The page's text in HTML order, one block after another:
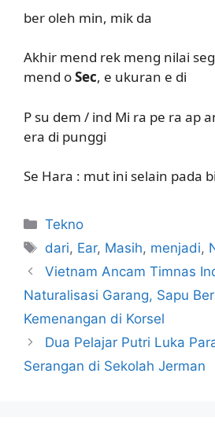
ber oleh min, mik da
Akhir mend rek meng nilai
mend oSec, e ukuran e di
P su dem / ind Mi ra pe ra ap
era di punggi
Se Hara : mut ini selain pada
Kategori
Tekno
Tag
dari, Ear, Masih, menjadi,
Vietnam Ancam Timnas
Naturalisasi Garang, Sapu
Kemenangan di Korsel
Dua Pelajar Putri Luka
Serangan di Sekolah Jerman